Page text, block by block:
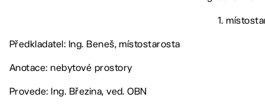
1.
Předkladatel: Ing. Beneš, místostarosta
Anotace: nebytové prostory
Provede: Ing. Březina, ved. OBN